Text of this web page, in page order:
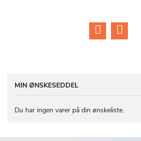
MIN ØNSKESEDDEL
Du har ingen varer på din ønskeliste.